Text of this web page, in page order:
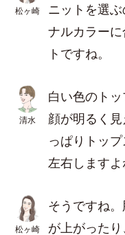
松ヶ崎
ニットを選
ナルカラー
トですね。
清水
白い色のト
顔が明るく
っぱりトッ
左右しますよ
松ヶ崎
そうですね
が上がった